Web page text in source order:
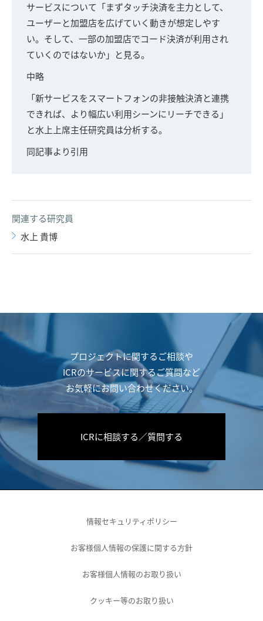
サービスについて「まずタッチ決済を主力として、
ユーザーと加盟店を広げていく動きが想定しやす
い。そして、一部の加盟店でコード決済が利用され
ていくのではないか」と見る。
中略
「新サービスをスマートフォンの非接触決済と連携
できれば、より幅広い利用シーンにリーチできる」
と水上上席主任研究員は分析する。
同記事より引用
関連する研究員
水上 貴博
プロジェクトに関するご相談や
ICRのサービスに関するご質問など
お気軽にお問い合わせください。
ICRに相談する／質問する
情報セキュリティポリシー
お客様個人情報の保護に関する方針
お客様個人情報のお取り扱い
クッキー等のお取り扱い